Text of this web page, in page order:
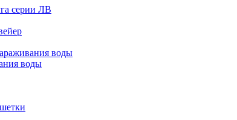
серии ЛВ
воды
воды